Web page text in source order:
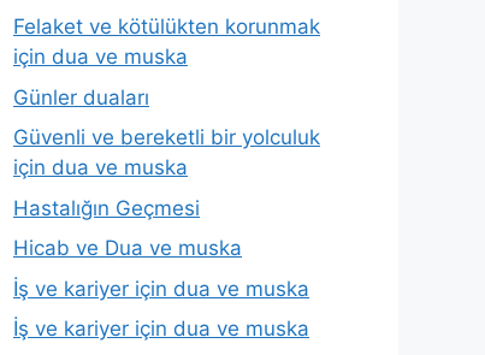
Felaket ve kötülükten korunmak
için dua ve muska
Günler duaları
Güvenli ve bereketli bir yolculuk
için dua ve muska
Hastalığın Geçmesi
Hicab ve Dua ve muska
İş ve kariyer için dua ve muska
İş ve kariyer için dua ve muska